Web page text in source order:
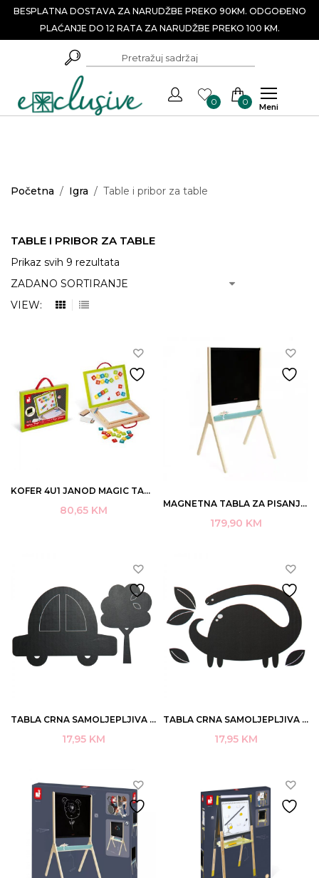
BESPLATNA DOSTAVA ZA NARUDŽBE PREKO 90KM. ODGOĐENO
PLAĆANJE DO 12 RATA ZA NARUDŽBE PREKO 100 KM.
0 0 Meni
Početna / Igra / Table i pribor za table
TABLE I PRIBOR ZA TABLE
Prikaz svih 9 rezultata
VIEW:
KOFER 4U1 JANOD MAGIC TABLA+SLOVA 42/1 37X30X4 DRVENI 3-8 ART.J05014 (4)
80,65 KM
MAGNETNA TABLA ZA PISANJE JANOD ART. J09638
179,90 KM
TABLA CRNA SAMOLJEPLJIVA APLI AUTO PREMJESTIVA 60×100 ART.17790
17,95 KM
TABLA CRNA SAMOLJEPLJIVA APLI DINOSAUR PREMJESTIVA 60×100 ART.17784
17,95 KM